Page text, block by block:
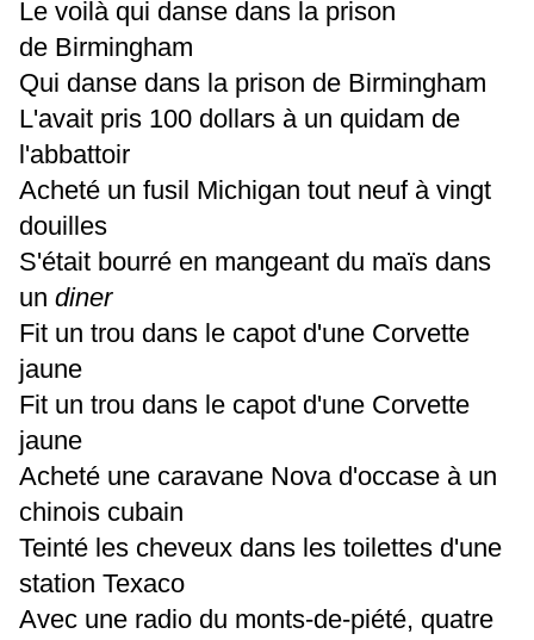
Le voilà qui danse dans la prison
de Birmingham
Qui danse dans la prison de Birmingham
L'avait pris 100 dollars à un quidam de
l'abbattoir
Acheté un fusil Michigan tout neuf à vingt
douilles
S'était bourré en mangeant du maïs dans
un diner
Fit un trou dans le capot d'une Corvette
jaune
Fit un trou dans le capot d'une Corvette
jaune
Acheté une caravane Nova d'occase à un
chinois cubain
Teinté les cheveux dans les toilettes d'une
station Texaco
Avec une radio du monts-de-piété, quatre